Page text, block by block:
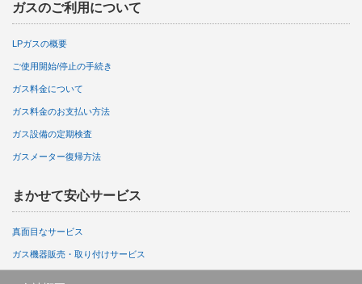
ガスのご利用について
LPガスの概要
ご使用開始/停止の手続き
ガス料金について
ガス料金のお支払い方法
ガス設備の定期検査
ガスメーター復帰方法
まかせて安心サービス
真面目なサービス
ガス機器販売・取り付けサービス